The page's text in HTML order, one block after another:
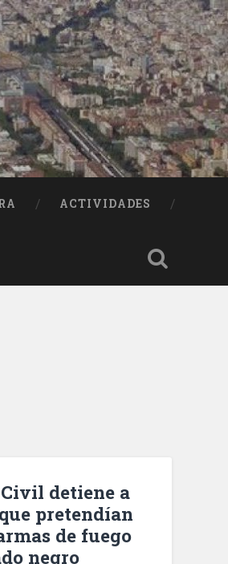
ACTIVIDADES
detiene a
pretendían
de fuego
negro